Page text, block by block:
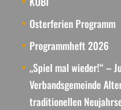
Osterferien Programm
Programmheft 2026
„Spiel mal wieder!“ –
Verbandsgemeinde
traditionellen